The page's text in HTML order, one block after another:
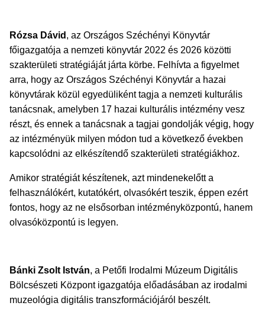
Rózsa Dávid , az Országos Széchényi Könyvtár
főigazgatója a nemzeti könyvtár 2022 és 2026 közötti
szakterületi stratégiáját járta körbe. Felhívta a figyelmet
arra, hogy az Országos Széchényi Könyvtár a hazai
könyvtárak közül egyedüliként tagja a nemzeti kulturális
tanácsnak, amelyben 17 hazai kulturális intézmény vesz
részt, és ennek a tanácsnak a tagjai gondolják végig, hogy
az intézményük milyen módon tud a következő években
kapcsolódni az elkészítendő szakterületi stratégiákhoz.
Amikor stratégiát készítenek, azt mindenekelőtt a
felhasználókért, kutatókért, olvasókért teszik, éppen ezért
fontos, hogy az ne elsősorban intézményközpontú, hanem
olvasóközpontú is legyen.
Bánki Zsolt István, a Petőfi Irodalmi Múzeum Digitális
Bölcsészeti Központ igazgatója előadásában az irodalmi
muzeológia digitális transzformációjáról beszélt.